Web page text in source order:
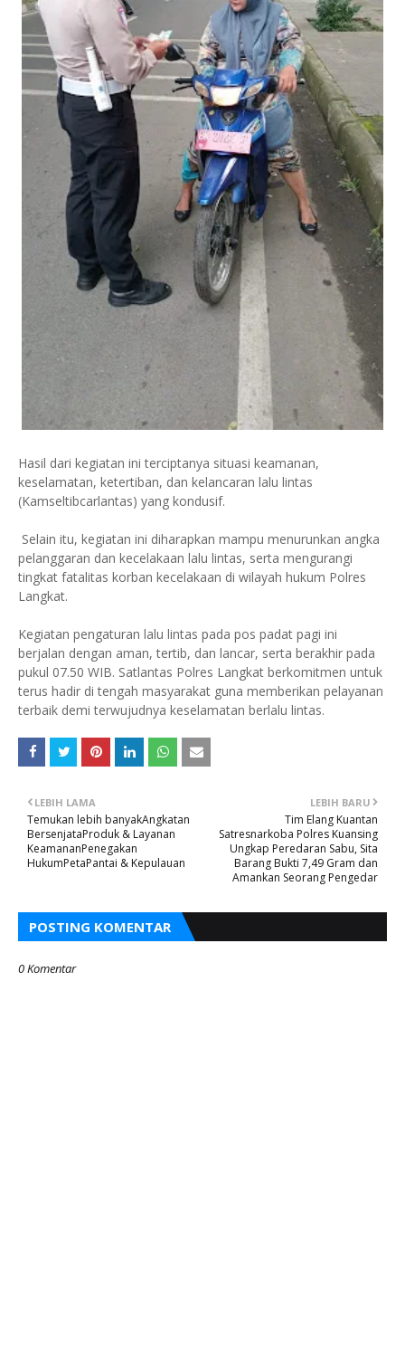
Hasil dari kegiatan ini terciptanya situasi keamanan,
keselamatan, ketertiban, dan kelancaran lalu lintas
(Kamseltibcarlantas) yang kondusif.
Selain itu, kegiatan ini diharapkan mampu menurunkan angka
pelanggaran dan kecelakaan lalu lintas, serta mengurangi
tingkat fatalitas korban kecelakaan di wilayah hukum Polres
Langkat.
Kegiatan pengaturan lalu lintas pada pos padat pagi ini
berjalan dengan aman, tertib, dan lancar, serta berakhir pada
pukul 07.50 WIB. Satlantas Polres Langkat berkomitmen untuk
terus hadir di tengah masyarakat guna memberikan pelayanan
terbaik demi terwujudnya keselamatan berlalu lintas.
LEBIH BARU
Tim Elang Kuantan
Satresnarkoba Polres Kuansing
Ungkap Peredaran Sabu, Sita
Barang Bukti 7,49 Gram dan
Amankan Seorang Pengedar
LEBIH LAMA
Temukan lebih banyakAngkatan
BersenjataProduk & Layanan
KeamananPenegakan
HukumPetaPantai & Kepulauan
POSTING KOMENTAR
0 Komentar